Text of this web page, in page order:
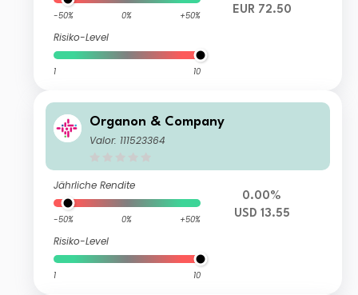
-50% 0% +50%
Risiko-Level
1 10
EUR 72.50
Organon & Company
Valor: 111523364
Jährliche Rendite
-50% 0% +50%
Risiko-Level
1 10
0.00%
USD 13.55